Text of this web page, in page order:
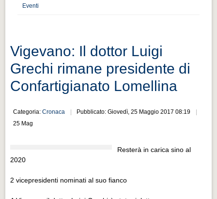
Muoversi a Vigevano
Cultura e turismo 4.0
PROGETTI
PROGETTI
Progetti Aperti
EVENTI
Eventi
Vigevano: Il dottor Luigi
Grechi rimane presidente di
Confartigianato Lomellina
Categoria:Cronaca
Pubblicato: Giovedì, 25 Maggio 2017 08:19
25 Mag
Resterà in carica sino al
2020
2 vicepresidenti nominati al suo fianco